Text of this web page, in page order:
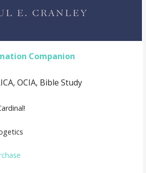
Companion
OCIA, Bible Study